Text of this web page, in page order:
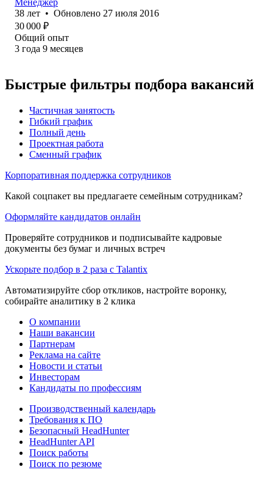
38 лет • Обновлено 27 июля 2016
30 000 ₽
Общий опыт
3 года 9 месяцев
Быстрые фильтры подбора вакансий
Частичная занятость
Гибкий график
Полный день
Проектная работа
Сменный график
Корпоративная поддержка сотрудников
Какой соцпакет вы предлагаете семейным сотрудникам?
Оформляйте кандидатов онлайн
Проверяйте сотрудников и подписывайте кадровые
документы без бумаг и личных встреч
Ускорьте подбор в 2 раза с Talantix
Автоматизируйте сбор откликов, настройте воронку,
собирайте аналитику в 2 клика
О компании
Наши вакансии
Партнерам
Реклама на сайте
Новости и статьи
Инвесторам
Кандидаты по профессиям
Производственный календарь
Требования к ПО
Безопасный HeadHunter
HeadHunter API
Поиск работы
Поиск по резюме